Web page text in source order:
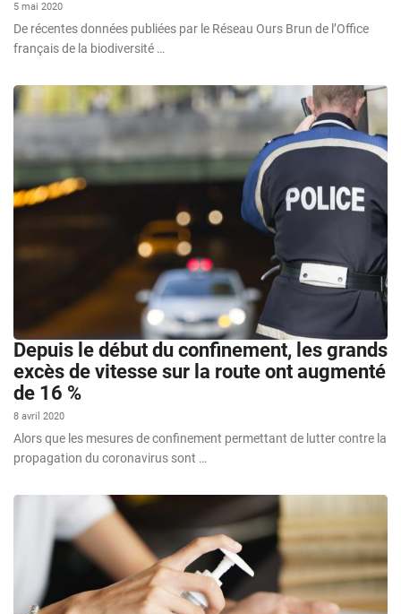
5 mai 2020
De récentes données publiées par le Réseau Ours Brun de l’Office
français de la biodiversité …
Depuis le début du confinement, les grands
excès de vitesse sur la route ont augmenté
de 16 %
8 avril 2020
Alors que les mesures de confinement permettant de lutter contre la
propagation du coronavirus sont …